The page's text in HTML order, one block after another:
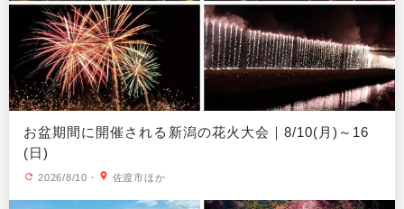
お盆期間に開催される新潟の花火大会｜8/10(月)～16
(日)
2026/8/10 ・ 佐渡市ほか